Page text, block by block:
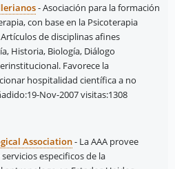
- Asociación para la formación
con base en la Psicoterapia
de disciplinas afines
Historia, Biología, Diálogo
Favorece la
hospitalidad científica a no
Nov-2007 visitas:1308
Association- La AAA provee
especificos de la